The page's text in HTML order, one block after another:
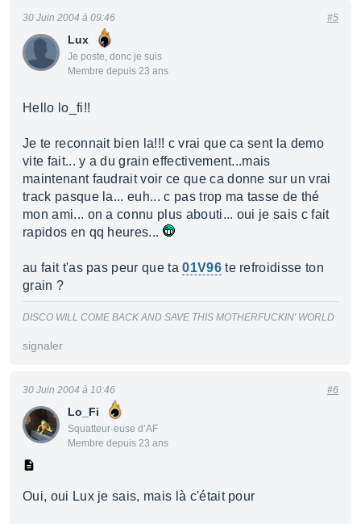
Lux
Je poste, donc je suis
Membre depuis 23 ans
30 Juin 2004 à 09:46 #5
Hello lo_fi!!
Je te reconnait bien la!!! c vrai que ca sent la demo
vite fait... y a du grain effectivement...mais
maintenant faudrait voir ce que ca donne sur un vrai
track pasque la... euh... c pas trop ma tasse de thé
mon ami... on a connu plus abouti... oui je sais c fait
rapidos en qq heures...
au fait t'as pas peur que ta01V96te refroidisse ton
grain ?
DISCO WILL COME BACK AND SAVE THIS MOTHERFUCKIN' WORLD
signaler
Lo_Fi
Squatteur·euse d’AF
Membre depuis 23 ans
30 Juin 2004 à 10:46 #6
Oui, oui Lux je sais, mais là c'était pour